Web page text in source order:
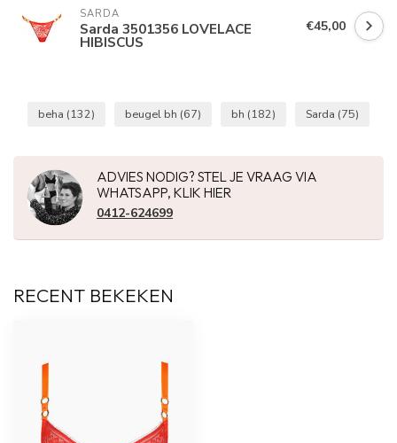
SARDA
Sarda 3501356 LOVELACE
HIBISCUS
€45,00
beha (132) beugel bh (67) bh (182) Sarda (75)
ADVIES NODIG? STEL JE VRAAG VIA
WHATSAPP, KLIK HIER
0412-624699
RECENT BEKEKEN